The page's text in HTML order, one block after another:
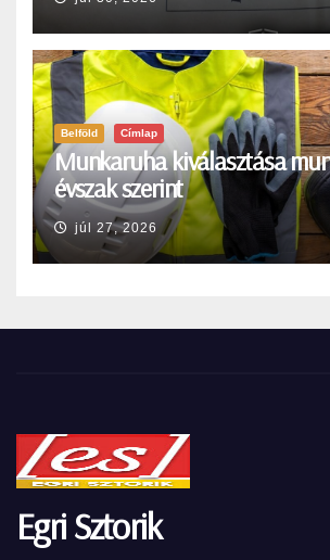
Belföld Címlap
Munkaruha kiválasztása
évszak szerint
júl 27, 2026
Egri Sztorik